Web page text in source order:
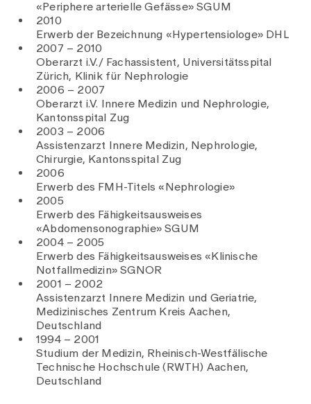
«Periphere arterielle Gefässe» SGUM
2010
Erwerb der Bezeichnung «Hypertensiologe» DHL
2007 – 2010
Oberarzt i.V./ Fachassistent, Universitätsspital
Zürich, Klinik für Nephrologie
2006 – 2007
Oberarzt i.V. Innere Medizin und Nephrologie,
Kantonsspital Zug
2003 – 2006
Assistenzarzt Innere Medizin, Nephrologie,
Chirurgie, Kantonsspital Zug
2006
Erwerb des FMH-Titels «Nephrologie»
2005
Erwerb des Fähigkeitsausweises
«Abdomensonographie» SGUM
2004 – 2005
Erwerb des Fähigkeitsausweises «Klinische
Notfallmedizin» SGNOR
2001 – 2002
Assistenzarzt Innere Medizin und Geriatrie,
Medizinisches Zentrum Kreis Aachen,
Deutschland
1994 – 2001
Studium der Medizin, Rheinisch-Westfälische
Technische Hochschule (RWTH) Aachen,
Deutschland